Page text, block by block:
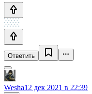
Ответить
Wesha12 дек 2021 в 22:39